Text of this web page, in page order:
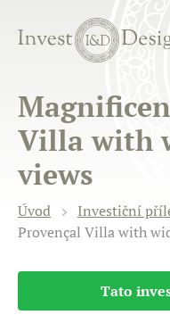
Villa with
views
Úvod Investiční
Provençal Villa with
Tato